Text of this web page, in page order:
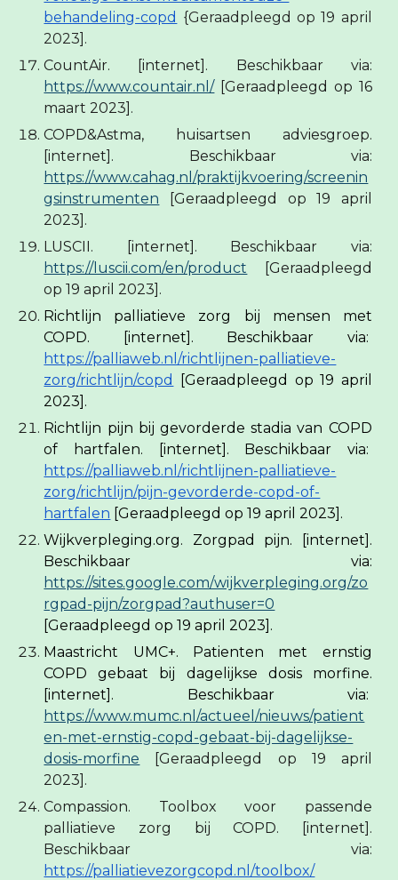
behandeling-copd {Geraadpleegd op 19 april
2023].
CountAir. [internet]. Beschikbaar via:
https://www.countair.nl/[Geraadpleegd op 16
maart 2023].
COPD&Astma, huisartsen adviesgroep.
[internet]. Beschikbaar via:
https://www.cahag.nl/praktijkvoering/screenin
gsinstrumenten [Geraadpleegd op 19 april
2023].
LUSCII. [internet]. Beschikbaar via:
https://luscii.com/en/product [Geraadpleegd
op 19 april 2023].
Richtlijn palliatieve zorg bij mensen met
COPD. [internet]. Beschikbaar via:
https://palliaweb.nl/richtlijnen-palliatieve-
zorg/richtlijn/copd
[Geraadpleegd op 19 april
2023].
Richtlijn pijn bij gevorderde stadia van COPD
of hartfalen. [internet]. Beschikbaar via:
https://palliaweb.nl/richtlijnen-palliatieve-
zorg/richtlijn/pijn-gevorderde-copd-of-
hartfalen [Geraadpleegd op 19 april 2023].
Wijkverpleging.org. Zorgpad pijn. [internet].
Beschikbaar via:
https://sites.google.com/wijkverpleging.org/zo
rgpad-pijn/zorgpad?authuser=0
[Geraadpleegd op 19 april 2023].
Maastricht UMC+. Patienten met ernstig
COPD gebaat bij dagelijkse dosis morfine.
[internet]. Beschikbaar via:
https://www.mumc.nl/actueel/nieuws/patient
en-met-ernstig-copd-gebaat-bij-dagelijkse-
dosis-morfine [Geraadpleegd op 19 april
2023].
Compassion. Toolbox voor passende
palliatieve zorg bij COPD. [internet].
Beschikbaar via:
https://palliatievezorgcopd.nl/toolbox/